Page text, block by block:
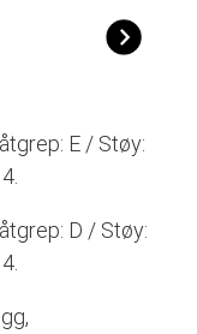
E / Støy:
D / Støy: